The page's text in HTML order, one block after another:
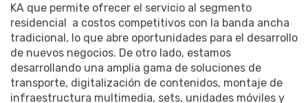
KA que permite ofrecer el servicio al segmento
residencial a costos competitivos con la banda ancha
tradicional, lo que abre oportunidades para el desarrollo
de nuevos negocios. De otro lado, estamos
desarrollando una amplia gama de soluciones de
transporte, digitalización de contenidos, montaje de
infraestructura multimedia, sets, unidades móviles y